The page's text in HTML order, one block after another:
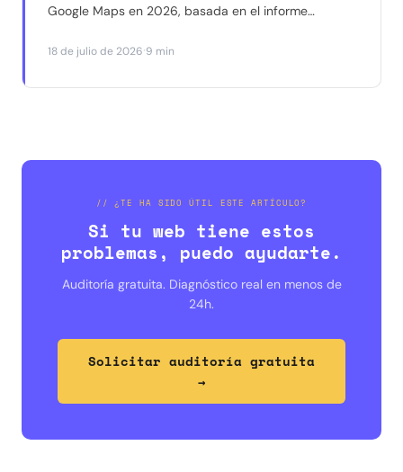
Google Maps en 2026, basada en el informe
Barcelona. Qué funciona, qué ya no funciona y por
18 de julio de 2026·9 min
// ¿TE HA SIDO ÚTIL ESTE ARTÍCULO?
Si tu web tiene estos
problemas, puedo ayudarte.
Auditoría gratuita. Diagnóstico real en menos de
24h.
Solicitar auditoría gratuita
→